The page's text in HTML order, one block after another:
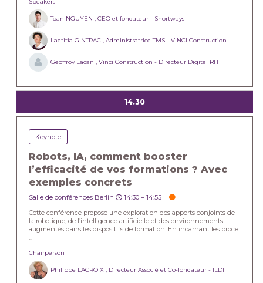
Toan NGUYEN , CEO et fondateur - Shortways
Laetitia GINTRAC , Administratrice TMS - VINCI Construction
Geoffroy Lacan , Vinci Construction - Directeur Digital RH
14.30
Keynote
Robots, IA, comment booster
l’efficacité de vos formations ? Avec
exemples concrets
Salle de conférences Berlin 14:30 –14:55
Cette conférence propose une exploration des apports conjoints de
la robotique, de l’intelligence artificielle et des environnements
augmentés dans les dispositifs de formation. En incarnant les proce
...
Chairperson
Philippe LACROIX , Directeur Associé et Co-fondateur - ILDI